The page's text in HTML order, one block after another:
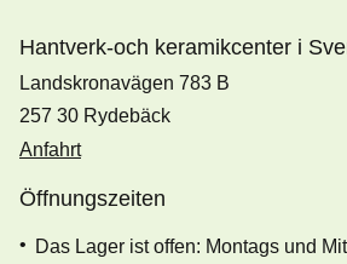
Hantverk-och keramikcenter i
Landskronavägen 783 B
257 30 Rydebäck
Anfahrt
Öffnungszeiten
Das Lager ist offen: Montags und